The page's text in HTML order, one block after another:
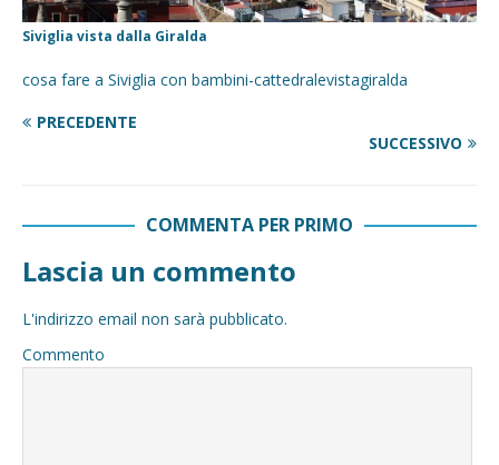
Siviglia vista dalla Giralda
cosa fare a Siviglia con bambini-cattedralevistagiralda
PRECEDENTE
SUCCESSIVO
COMMENTA PER PRIMO
Lascia un commento
L'indirizzo email non sarà pubblicato.
Commento